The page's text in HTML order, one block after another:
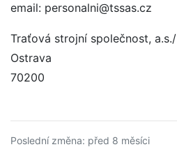
email: personalni@tssas.cz
Traťová strojní společnost, a.s./
Ostrava
70200
Poslední změna: před 8 měsíci